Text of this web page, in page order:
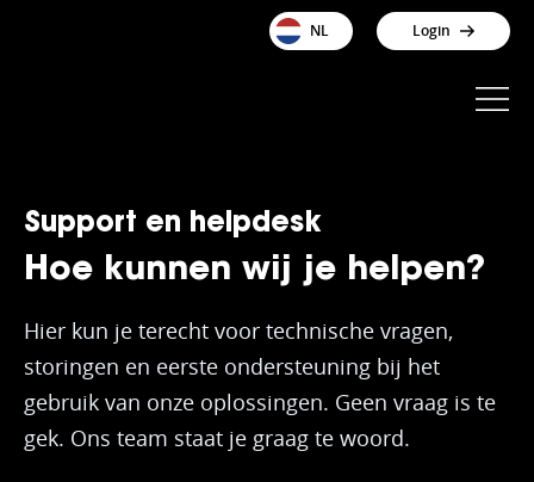
NL Login
Support en helpdesk
Hoe kunnen wij je helpen?
Hier kun je terecht voor technische vragen,
storingen en eerste ondersteuning bij het
gebruik van onze oplossingen. Geen vraag is te
gek. Ons team staat je graag te woord.